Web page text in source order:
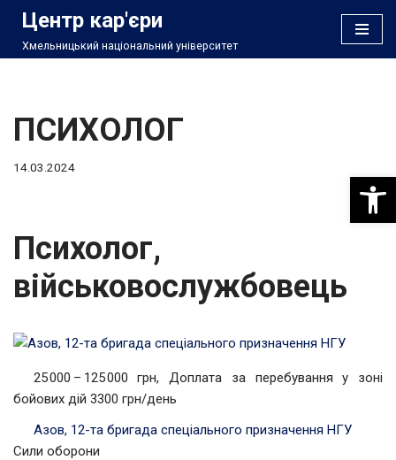
Перейти
Центр кар'єри
Хмельницький національний університет
ПСИХОЛОГ
14.03.2024
Психолог,
військовослужбовець
25 000 – 125 000 грн, Доплата за перебування у зоні
бойових дій 3300 грн/день
Азов, 12-та бригада спеціального призначення НГУ
Сили оборони